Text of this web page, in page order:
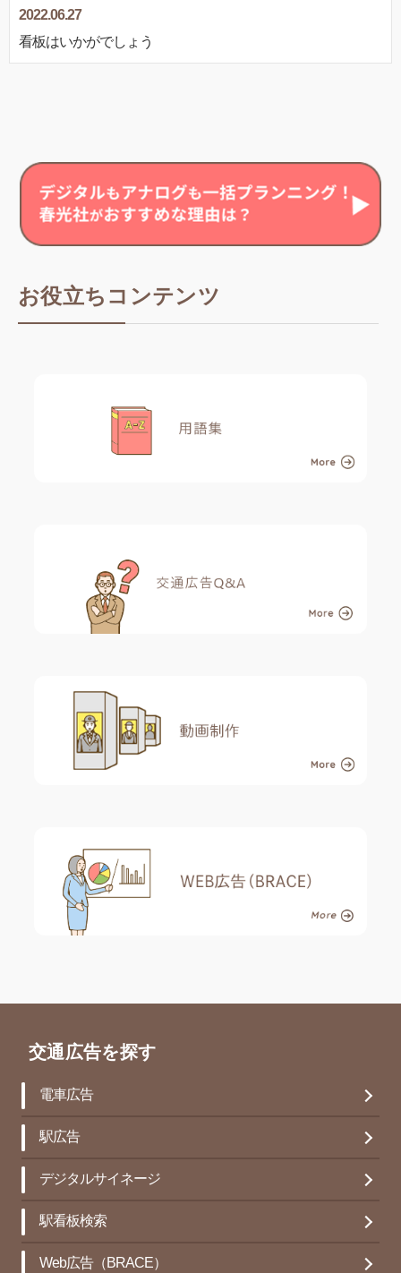
2022.06.27
看板はいかがでしょう
お役立ちコンテンツ
交通広告を探す
電車広告
駅広告
デジタルサイネージ
駅看板検索
Web広告（BRACE）